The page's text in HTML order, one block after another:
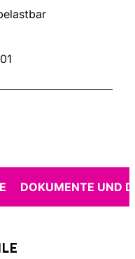
DOKUMENTE UND